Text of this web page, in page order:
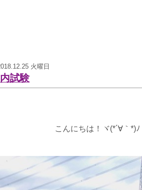
火曜日
試験
こんにちは！ヾ(*´∀｀*)ﾉ